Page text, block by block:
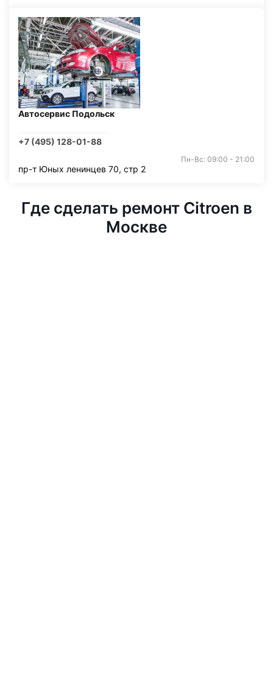
Автосервис Подольск
+7 (495) 128-01-88
Пн-Вс: 09:00 - 21:00
пр-т Юных ленинцев 70, стр 2
Где сделать ремонт Citroen в
Москве